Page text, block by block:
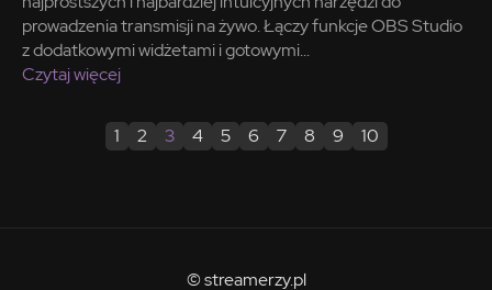
prowadzenia transmisji na żywo. Łączy funkcje OBS Studio
z dodatkowymi widżetami i gotowymi...
Czytaj więcej
1 2 3 4 5 6 7 8 9 10
© streamerzy.pl